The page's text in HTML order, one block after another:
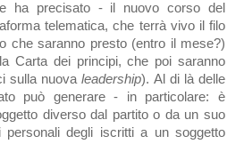
ha precisato - il nuovo corso del
telematica, che terrà vivo il filo
che saranno presto (entro il mese?)
Carta dei principi, che poi saranno
sulla nuovaleadership). Al di là delle
può generare - in particolare: è
diverso dal partito o da un suo
degli iscritti a un soggetto